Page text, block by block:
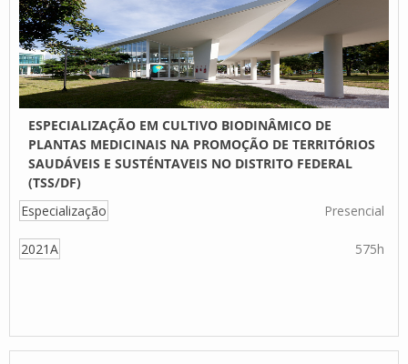
ESPECIALIZAÇÃO EM CULTIVO BIODINÂMICO DE
PLANTAS MEDICINAIS NA PROMOÇÃO DE TERRITÓRIOS
SAUDÁVEIS E SUSTÉNTAVEIS NO DISTRITO FEDERAL
(TSS/DF)
Especialização
Presencial
2021A 575h